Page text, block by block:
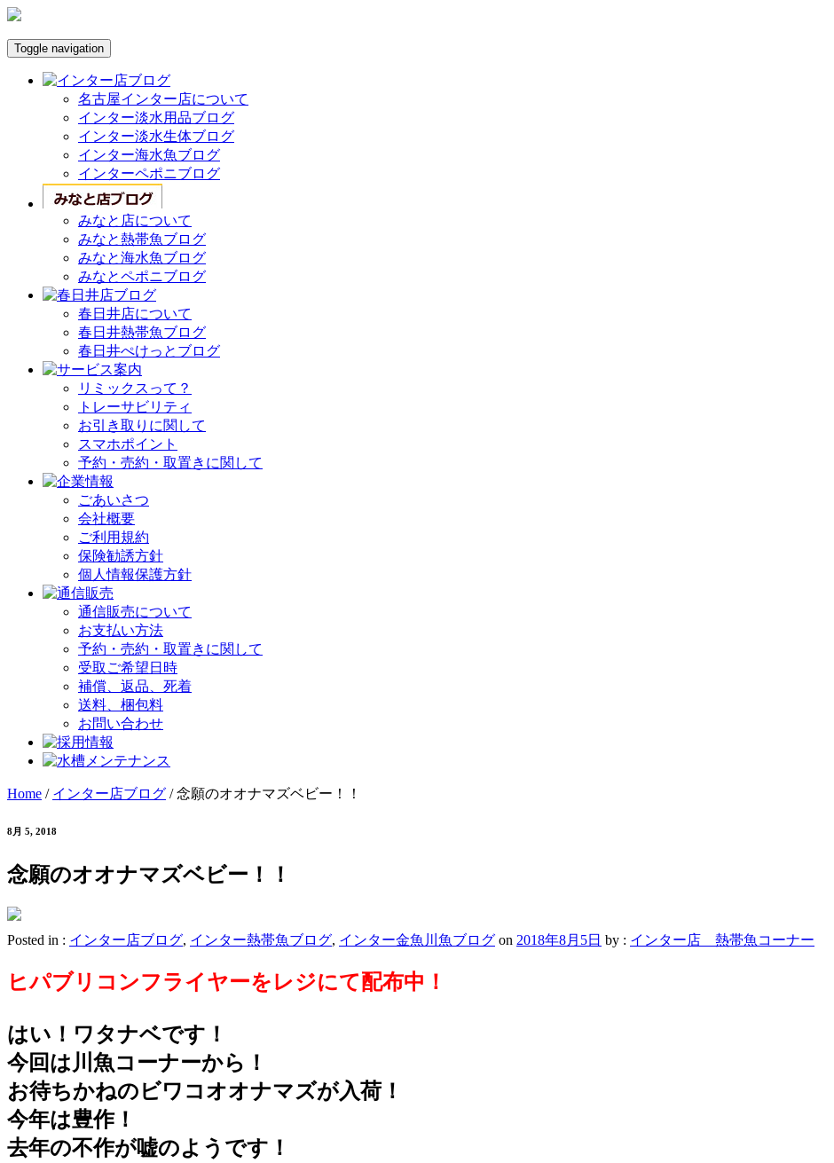
Toggle navigation
名古屋インター店について
インター淡水用品ブログ
インター淡水生体ブログ
インター海水魚ブログ
インターペポニブログ
みなと店について
みなと熱帯魚ブログ
みなと海水魚ブログ
みなとペポニブログ
春日井店について
春日井熱帯魚ブログ
春日井ぺけっとブログ
リミックスって？
トレーサビリティ
お引き取りに関して
スマホポイント
予約・売約・取置きに関して
ごあいさつ
会社概要
ご利用規約
保険勧誘方針
個人情報保護方針
通信販売について
お支払い方法
予約・売約・取置きに関して
受取ご希望日時
補償、返品、死着
送料、梱包料
お問い合わせ
Home / インター店ブログ /念願のオオナマズベビー！！
8月 5, 2018
念願のオオナマズベビー！！
Posted in : インター店ブログ, インター熱帯魚ブログ, インター金魚川魚ブログ on 2018年8月5日 by : インター店 熱帯魚コーナー
ヒパブリコンフライヤーをレジにて配布中！
はい！ワタナベです！
今回は川魚コーナーから！
お待ちかねのビワコオオナマズが入荷！
今年は豊作！
去年の不作が嘘のようです！